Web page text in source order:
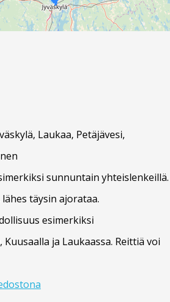
Laukaa, Petäjävesi,
sunnuntain yhteislenkeillä.
täysin ajorataa.
esimerkiksi
ja Laukaassa. Reittiä voi